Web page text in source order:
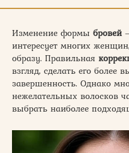
Изменение формы бровей–
интересует многих
образу. Правильная
взгляд, сделать его
завершенность. Однако
нежелательных волосков
выбрать наиболее